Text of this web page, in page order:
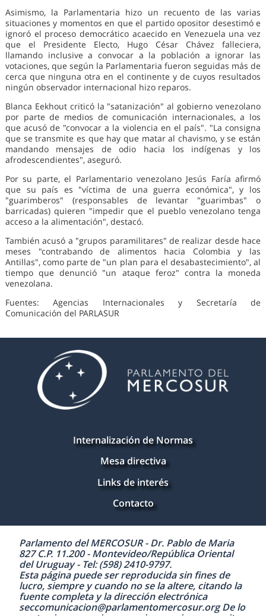
Asimismo, la Parlamentaria hizo un recuento de las varias
situaciones y momentos en que el partido opositor desestimó e
ignoró el proceso democrático acaecido en Venezuela una vez
que el Presidente Electo, Hugo César Chávez falleciera,
llamando inclusive a convocar a la población a ignorar las
votaciones, que según la Parlamentaria fueron seguidas más de
cerca que ninguna otra en el continente y de cuyos resultados
ningún observador internacional hizo reparos.
Blanca Eekhout criticó la "satanización" al gobierno venezolano
por parte de medios de comunicación internacionales, a los
que acusó de "convocar a la violencia en el país". "La consigna
que se transmite es que hay que matar al chavismo, y se están
mandando mensajes de odio hacia los indígenas y los
afrodescendientes", aseguró.
Por su parte, el Parlamentario venezolano Jesús Faría afirmó
que su país es "víctima de una guerra económica", y los
"guarimberos" (responsables de levantar "guarimbas" o
barricadas) quieren "impedir que el pueblo venezolano tenga
acceso a la alimentación", destacó.
También acusó a "grupos paramilitares" de realizar desde hace
meses "contrabando de alimentos hacia Colombia y las
Antillas", como parte de "un plan para el desabastecimiento", al
tiempo que denunció "un ataque feroz" contra la moneda
venezolana.
Fuentes: Agencias Internacionales y Secretaría de
Comunicación del PARLASUR
Internalización de Normas
Mesa directiva
Links de interés
Contacto
Parlamento del MERCOSUR - Dr. Pablo de Maria
827 C.P. 11.200 - Montevideo/República Oriental
del Uruguay - Tel: (598) 2410-9797.
Esta página puede ser reproducida sin fines de
lucro, siempre y cuando no se la altere, citando la
fuente completa y la dirección electrónica
seccomunicacion@parlamentomercosur.org De lo